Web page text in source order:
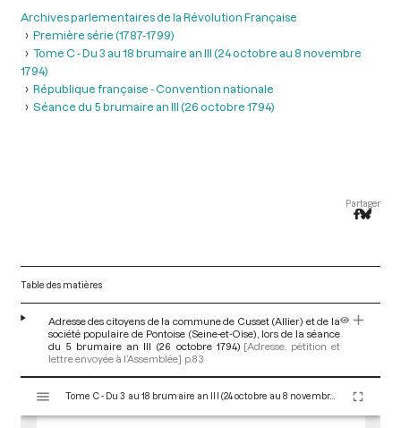
Archives parlementaires de la Révolution Française
Première série (1787-1799)
Tome C - Du 3 au 18 brumaire an III (24 octobre au 8 novembre
1794)
République française - Convention nationale
Séance du 5 brumaire an III (26 octobre 1794)
Partager
Table des matières
Adresse des citoyens de la commune de Cusset (Allier) et de la
société populaire de Pontoise (Seine-et-Oise), lors de la séance
du 5 brumaire an III (26 octobre 1794) [Adresse, pétition et
lettre envoyée à l’Assemblée] p.83
s